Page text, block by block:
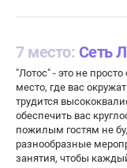
7 место: Сеть
"Лотос" - это не
место, где вас
трудится
обеспечить вас
пожилым гостям не
разнообразные
занятия, чтобы